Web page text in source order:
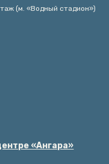
(м. «Водный стадион»)
«Ангара»